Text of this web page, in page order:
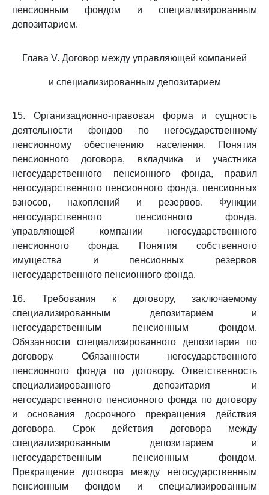
пенсионным фондом и специализированным
депозитарием.
Глава V. Договор между управляющей компанией
и специализированным депозитарием
15. Организационно-правовая форма и сущность
деятельности фондов по негосударственному
пенсионному обеспечению населения. Понятия
пенсионного договора, вкладчика и участника
негосударственного пенсионного фонда, правил
негосударственного пенсионного фонда, пенсионных
взносов, накоплений и резервов. Функции
негосударственного пенсионного фонда,
управляющей компании негосударственного
пенсионного фонда. Понятия собственного
имущества и пенсионных резервов
негосударственного пенсионного фонда.
16. Требования к договору, заключаемому
специализированным депозитарием и
негосударственным пенсионным фондом.
Обязанности специализированного депозитария по
договору. Обязанности негосударственного
пенсионного фонда по договору. Ответственность
специализированного депозитария и
негосударственного пенсионного фонда по договору
и основания досрочного прекращения действия
договора. Срок действия договора между
специализированным депозитарием и
негосударственным пенсионным фондом.
Прекращение договора между негосударственным
пенсионным фондом и специализированным